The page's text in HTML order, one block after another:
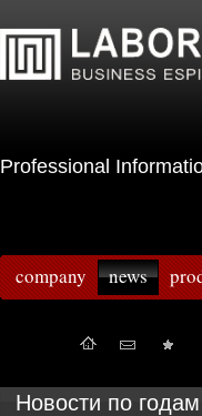
Professional
company news
Новости по годам